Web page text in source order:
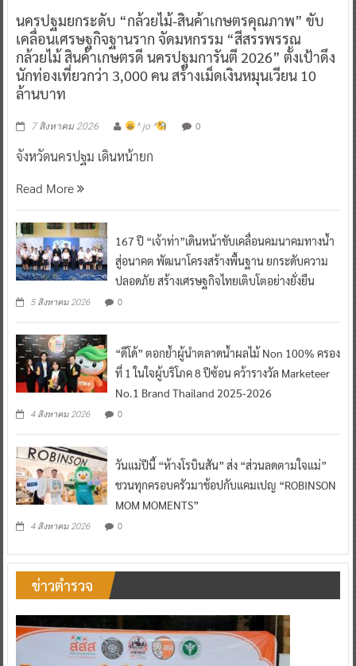
นครปฐมยกระดับ “กล้วยไม้-สินค้าเกษตรคุณภาพ” ขับ
เคลื่อนเศรษฐกิจฐานราก จัดมหกรรม “สีสรรพรรณ
กล้วยไม้ สินค้าเกษตรดี นครปฐมการันตี 2026” ตั้งเป้าดึง
นักท่องเที่ยวกว่า 3,000 คน สร้างเม็ดเงินหมุนเวียน 10
ล้านบาท
7 สิงหาคม 2026 ^ jo ^ 0
จังหวัดนครปฐม เดินหน้ายก
Read More
167 ปี “เจ้าท่า”เดินหน้าขับเคลื่อนคมนาคมทางน้ำ
สู่อนาคต พัฒนาโครงสร้างพื้นฐาน ยกระดับความ
ปลอดภัย สร้างเศรษฐกิจไทยเติบโตอย่างยั่งยืน
5 สิงหาคม 2026 0
“ดีโด้” ตอกย้ำผู้นำตลาดน้ำผลไม้ Non 100% ครอง
ที่ 1 ในใจผู้บริโภค 8 ปีซ้อน คว้ารางวัล Marketeer
No.1 Brand Thailand 2025-2026
4 สิงหาคม 2026 0
วันแม่ปีนี้ “ห้างโรบินสัน” ส่ง “ส่วนลดตามใจแม่”
ชวนทุกครอบครัวมาช้อปกับแคมเปญ “ROBINSON
MOM MOMENTS”
4 สิงหาคม 2026 0
ข่าวตำรวจ